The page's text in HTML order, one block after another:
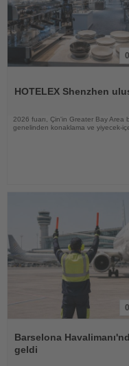
HOTELEX Shenzhen
2026 fuarı, Çin'in Greater Bay Area
genelinden konaklama ve yiyecek-
Oku
Barselona
geldi